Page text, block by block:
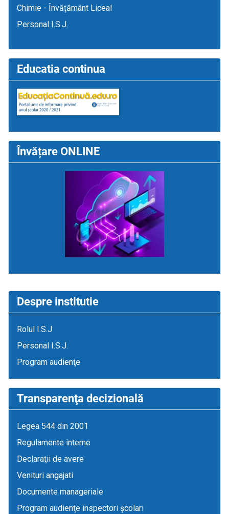
Despre institutie
Rolul I.S.J
Personal I.S.J.
Program audienţe
Transparenţa decizională
Legea 544 din 2001
Regulamente interne
Declaraţii de avere
Venituri angajati
Documente manageriale
Program audienţe inspectori școlari
Chimie - Învățământ Liceal
Personal I.S.J.
Educatia continua
Învățare ONLINE